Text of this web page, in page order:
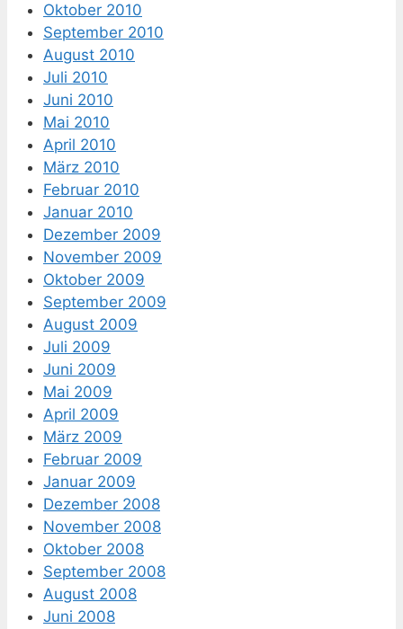
Oktober 2010
September 2010
August 2010
Juli 2010
Juni 2010
Mai 2010
April 2010
März 2010
Februar 2010
Januar 2010
Dezember 2009
November 2009
Oktober 2009
September 2009
August 2009
Juli 2009
Juni 2009
Mai 2009
April 2009
März 2009
Februar 2009
Januar 2009
Dezember 2008
November 2008
Oktober 2008
September 2008
August 2008
Juni 2008